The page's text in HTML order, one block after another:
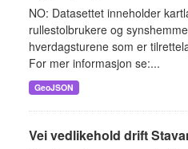
NO: Datasettet inneholder
rullestolbrukere og
hverdagsturene som er
For mer informasjon se:...
GeoJSON
Vei vedlikehold drift